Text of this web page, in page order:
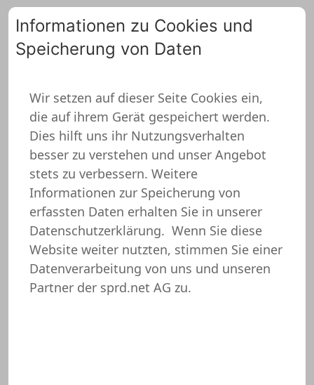
ZURÜCK ZUR ÜBERSICHT
Informationen zu Cookies und
Speicherung von Daten
Wir setzen auf dieser Seite Cookies ein,
die auf ihrem Gerät gespeichert werden.
Dies hilft uns ihr Nutzungsverhalten
besser zu verstehen und unser Angebot
stets zu verbessern. Weitere
Informationen zur Speicherung von
erfassten Daten erhalten Sie in unserer
Datenschutzerklärung. Wenn Sie diese
Website weiter nutzten, stimmen Sie einer
Datenverarbeitung von uns und unseren
Partner der sprd.net AG zu.